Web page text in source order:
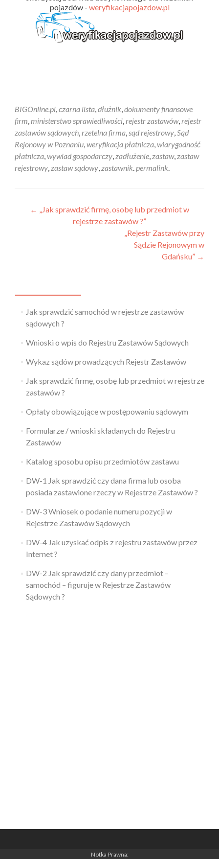
pojazdów - weryfikacjapojazdow.pl
BIGOnline.pl,czarna lista,dłużnik,dokumenty finansowe
firm,ministerstwo sprawiedliwości,rejestr zastawów,rejestr
zastawów sądowych,rzetelna firma,sąd rejestrowy,Sąd
Rejonowy w Poznaniu,weryfikacja płatnicza,wiarygodność
płatnicza,wywiad gospodarczy,zadłużenie,zastaw,zastaw
rejestrowy,zastaw sądowy,zastawnik.permalink.
← „Jak sprawdzić firmę, osobę lub przedmiot w
rejestrze zastawów ?”
„Rejestr Zastawów przy
Sądzie Rejonowym w
Gdańsku” →
Jak sprawdzić samochód w rejestrze zastawów
sądowych ?
Wnioski o wpis do Rejestru Zastawów Sądowych
Wykaz sądów prowadzących Rejestr Zastawów
Jak sprawdzić firmę, osobę lub przedmiot w rejestrze
zastawów ?
Opłaty obowiązujące w postępowaniu sądowym
Formularze / wnioski składanych do Rejestru
Zastawów
Katalog sposobu opisu przedmiotów zastawu
DW-1 Jak sprawdzić czy dana firma lub osoba
posiada zastawione rzeczy w Rejestrze Zastawów ?
DW-3 Wniosek o podanie numeru pozycji w
Rejestrze Zastawów Sądowych
DW-4 Jak uzyskać odpis z rejestru zastawów przez
Internet ?
DW-2 Jak sprawdzić czy dany przedmiot –
samochód – figuruje w Rejestrze Zastawów
Sądowych ?
Notka Prawna: